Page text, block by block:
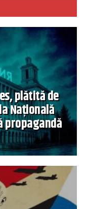
plătită de
Națională
propagandă